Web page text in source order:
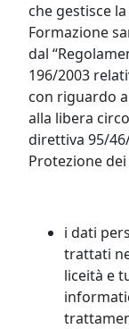
che gestisce
Formazione
dal
196/2003
con riguardo
alla libera
direttiva 95/
Protezione dei
i dati
trattati
liceità e